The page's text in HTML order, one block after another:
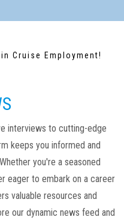
Cruise Employment!
interviews to cutting-edge
keeps you informed and
you're a seasoned
eager to embark on a career
valuable resources and
our dynamic news feed and